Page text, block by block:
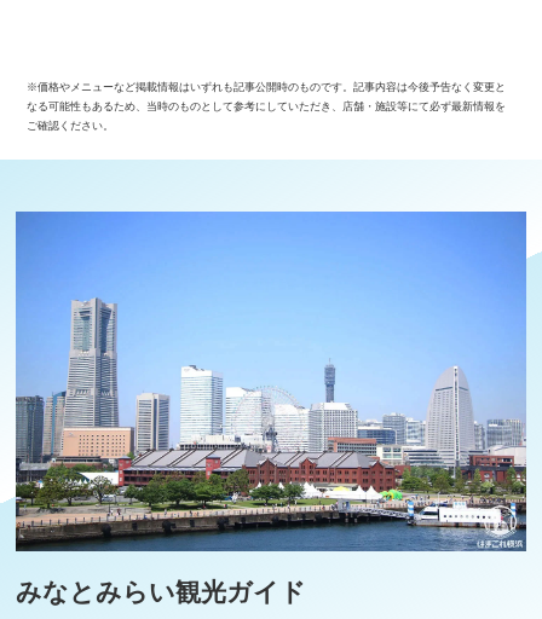
※価格やメニューなど掲載情報はいずれも記事公開時のものです。記事内容は今後予告なく変更と
なる可能性もあるため、当時のものとして参考にしていただき、店舗・施設等にて必ず最新情報を
ご確認ください。
みなとみらい観光ガイド